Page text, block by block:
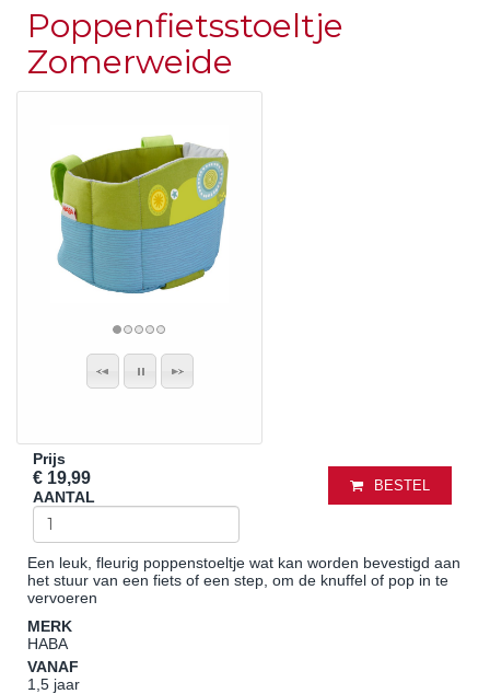
Poppenfietsstoeltje
Zomerweide
Prijs
€ 19,99
AANTAL
BESTEL
Een leuk, fleurig poppenstoeltje wat kan worden bevestigd aan
het stuur van een fiets of een step, om de knuffel of pop in te
vervoeren
MERK
HABA
VANAF
1,5 jaar